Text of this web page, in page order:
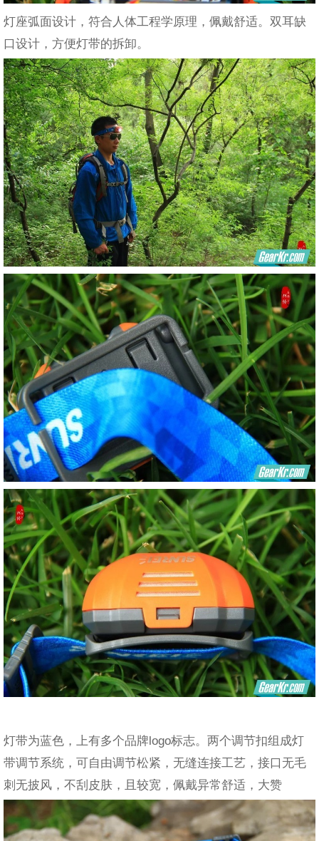
灯座弧面设计，符合人体工程学原理，佩戴舒适。双耳缺
口设计，方便灯带的拆卸。
灯带为蓝色，上有多个品牌logo标志。两个调节扣组成灯
带调节系统，可自由调节松紧，无缝连接工艺，接口无毛
刺无披风，不刮皮肤，且较宽，佩戴异常舒适，大赞